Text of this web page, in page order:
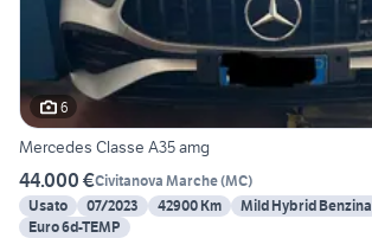
6
Mercedes Classe A35 amg
44.000 €Civitanova Marche(MC)
Usato
07/2023 42900 Km Mild Hybrid Benzina
Euro 6d-TEMP